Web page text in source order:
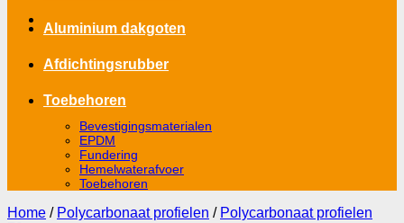
Aluminium dakgoten
Afdichtingsrubber
Toebehoren
Bevestigingsmaterialen
EPDM
Fundering
Hemelwaterafvoer
Toebehoren
Home / Polycarbonaat profielen / Polycarbonaat profielen